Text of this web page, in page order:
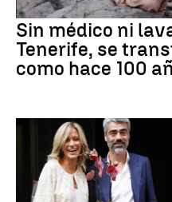
Sin médico ni
Tenerife, se
como hace 100